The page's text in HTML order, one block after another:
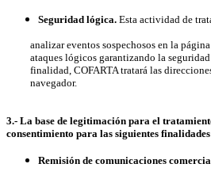
Seguridad lógica. Esta actividad de
analizar eventos sospechosos en la
ataques lógicos garantizando la seguridad
finalidad, COFARTA tratará las direcciones
navegador.
3.- La base de legitimación para el
consentimiento para las siguientes
Remisión de comunicaciones